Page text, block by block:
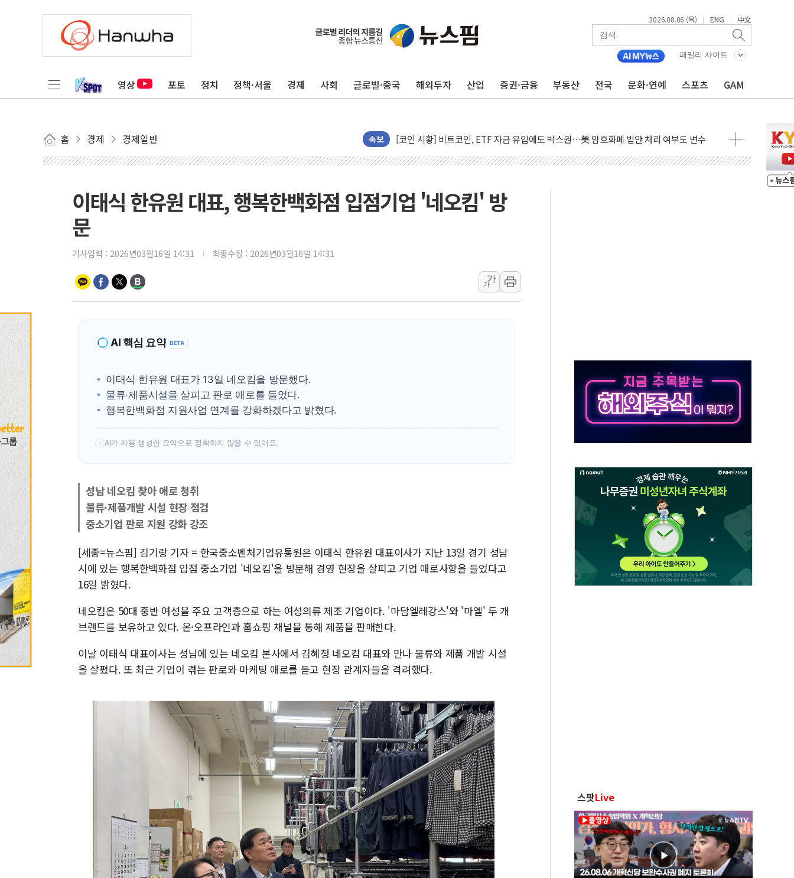
2026.08.06 (목) | ENG | 中文
패밀리 사이트
영상 포토 정치 정책·서울 경제 사회 글로벌·중국 해외투자 산업 증권·금융 부동산 전국 문화·연예 스포츠 GAM
홈 경제 경제일반 속보
해군 1함대 창설 80주년…지역과 함께하는 '선봉'의 대민 봉사
[3보] 북, 원산서 동해로 단거리 탄도미사일 1발 발사… 올해 10번째·42일 만 도발
우크라 드론 전술, 중남미 콜롬비아에 새 안보 위기… 반군·마약카르텔이 습득해 전투 활용
주한미군 "오산기지 누출, 백린 아닌 무해한 표면 부식 물질"
강원도 폭염특보 11일째…온열질환·가축 피해 최소화 '총력 대응'
[코인 시황] 비트코인, ETF 자금 유입에도 박스권…美 암호화폐 법안 처리 여부도 변수
강원·전라권 폭염중대경보 확대…온열질환자 2665명·사망 23명
종로·중구 오피스 78%가 준공 10년 이상…리뉴얼이 경쟁력 가른다
법원, '관저 이전 봐주기 감사' 유병호 구속적부심 기각
우크라, 러 탄도미사일 공격에 속수무책… 패트리엇 미사일 지원, 작년의 3분의 1
이태식 한유원 대표, 행복한백화점 입점기업 '네오킴' 방
문
기사입력 : 2026년03월16일 14:31 최종수정 : 2026년03월16일 14:31
가
가
AI 핵심 요약 BETA
이태식 한유원 대표가 13일 네오킴을 방문했다.
물류·제품시설을 살피고 판로 애로를 들었다.
행복한백화점 지원사업 연계를 강화하겠다고 밝혔다.
! AI가 자동 생성한 요약으로 정확하지 않을 수 있어요.
성남 네오킴 찾아 애로 청취
물류·제품개발 시설 현장 점검
중소기업 판로 지원 강화 강조
[세종=뉴스핌] 김기랑 기자 = 한국중소벤처기업유통원은 이태식 한유원 대표이사가 지난 13일 경기 성남
시에 있는 행복한백화점 입점 중소기업 '네오킴'을 방문해 경영 현장을 살피고 기업 애로사항을 들었다고
16일 밝혔다.
네오킴은 50대 중반 여성을 주요 고객층으로 하는 여성의류 제조 기업이다. '마담엘레강스'와 '마엘' 두 개
브랜드를 보유하고 있다. 온·오프라인과 홈쇼핑 채널을 통해 제품을 판매한다.
이날 이태식 대표이사는 성남에 있는 네오킴 본사에서 김혜정 네오킴 대표와 만나 물류와 제품 개발 시설
을 살폈다. 또 최근 기업이 겪는 판로와 마케팅 애로를 듣고 현장 관계자들을 격려했다.
스팟Live